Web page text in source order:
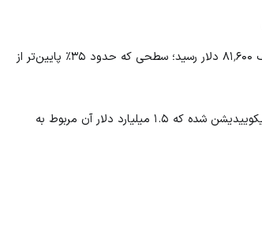
بیت‌کوین برای چهارمین هفته متوالی در حال اصلاح است و روز جمعه به کف ۸۱٬۶۰۰ دلار رسید؛ سطحی که حدود ۳۵٪ پایین‌تر از
طبق داده‌های Coinglass، اصلاح قیمت این هفته باعث ۱.۸۲ میلیارد دلار لیکوییدیشن شده که ۱.۵ میلیارد دلار آن مربوط به